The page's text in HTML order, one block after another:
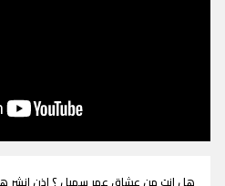
هل انت من عشاق عمر سهيل ؟ اذن انشر